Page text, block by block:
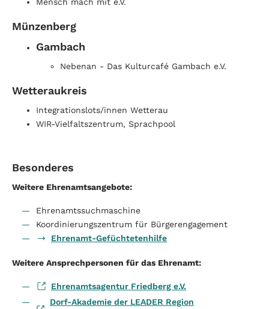
Münzenberg
Gambach
Nebenan - Das Kulturcafé Gambach e.V.
Wetteraukreis
Integrationslots/innen Wetterau
WIR-Vielfaltszentrum, Sprachpool
Besonderes
Weitere Ehrenamtsangebote:
Ehrenamtssuchmaschine
Koordinierungszentrum für Bürgerengagement
Ehrenamt-Gefüchtetenhilfe
Weitere Ansprechpersonen für das Ehrenamt:
Ehrenamtsagentur Friedberg e.V.
Dorf-Akademie der LEADER Region